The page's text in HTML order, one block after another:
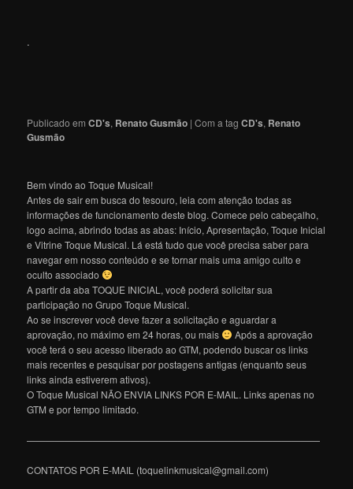
.
Publicado em CD's, Renato Gusmão |Com a tagCD's, Renato
Gusmão
Bem vindo ao Toque Musical!
Antes de sair em busca do tesouro, leia com atenção todas as
informações de funcionamento deste blog. Comece pelo cabeçalho,
logo acima, abrindo todas as abas: Início, Apresentação, Toque Inicial
e Vitrine Toque Musical. Lá está tudo que você precisa saber para
navegar em nosso conteúdo e se tornar mais uma amigo culto e
oculto associado
A partir da aba TOQUE INICIAL, você poderá solicitar sua
participação no Grupo Toque Musical.
Ao se inscrever você deve fazer a solicitação e aguardar a
aprovação, no máximo em 24 horas, ou mais
Após a aprovação
você terá o seu acesso liberado ao GTM, podendo buscar os links
mais recentes e pesquisar por postagens antigas (enquanto seus
links ainda estiverem ativos).
O Toque Musical NÃO ENVIA LINKS POR E-MAIL. Links apenas no
GTM e por tempo limitado.
———————————————————————————————
CONTATOS POR E-MAIL (toquelinkmusical@gmail.com)